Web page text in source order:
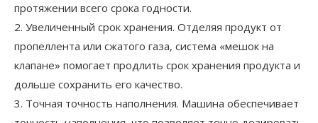
протяжении всего срока годности.
2. Увеличенный срок хранения. Отделяя продукт от
пропеллента или сжатого газа, система «мешок на
клапане» помогает продлить срок хранения продукта и
дольше сохранить его качество.
3. Точная точность наполнения. Машина обеспечивает